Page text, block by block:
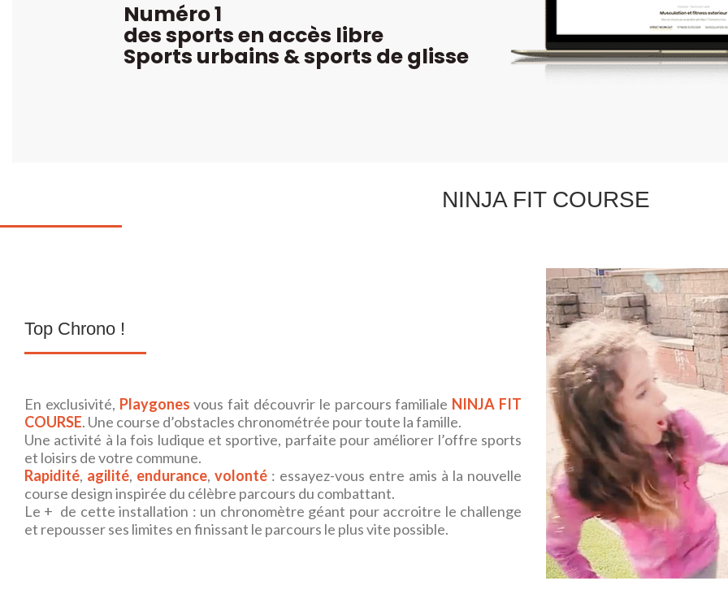
Numéro 1
des sports en accès libre
Sports urbains & sports de glisse
NINJA FIT COURSE
Top Chrono !
En exclusivité, Playgones vous fait découvrir le parcours familiale NINJA FIT
COURSE. Une course d’obstacles chronométrée pour toute la famille.
Une activité à la fois ludique et sportive, parfaite pour améliorer l’offre sports
et loisirs de votre commune.
Rapidité, agilité, endurance, volonté : essayez-vous entre amis à la nouvelle
course design inspirée du célèbre parcours du combattant.
Le + de cette installation : un chronomètre géant pour accroitre le challenge
et repousser ses limites en finissant le parcours le plus vite possible.